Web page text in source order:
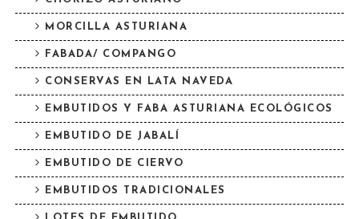
MORCILLA ASTURIANA
FABADA/ COMPANGO
CONSERVAS EN LATA NAVEDA
EMBUTIDOS Y FABA ASTURIANA ECOLÓGICOS
EMBUTIDO DE JABALÍ
EMBUTIDO DE CIERVO
EMBUTIDOS TRADICIONALES